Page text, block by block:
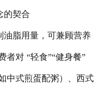
契合
脂用量，可兼顾营养
者对 “轻食”“健身餐”
中式煎蛋配粥）、西式